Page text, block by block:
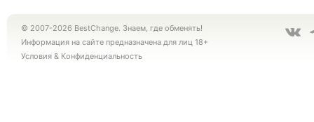
© 2007-2026 BestChange. Знаем, где обменять!
Информация на сайте предназначена для лиц 18+
Условия & Конфиденциальность